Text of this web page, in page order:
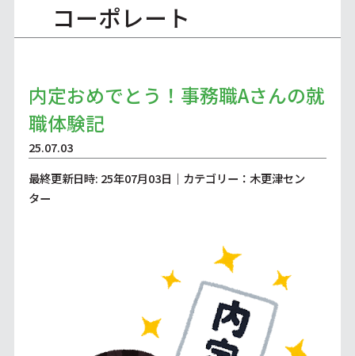
コーポレート
内定おめでとう！事務職Aさんの就
職体験記
25.07.03
最終更新日時: 25年07月03日｜カテゴリー：木更津セン
ター